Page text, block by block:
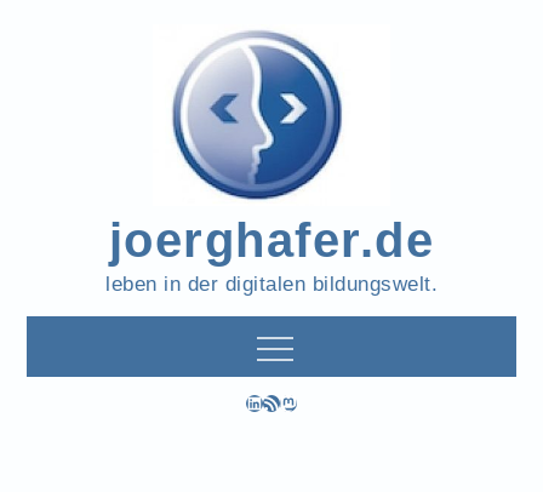
joerghafer.de
leben in der digitalen bildungswelt.
LinkedIn
RSS-FeedMastodon